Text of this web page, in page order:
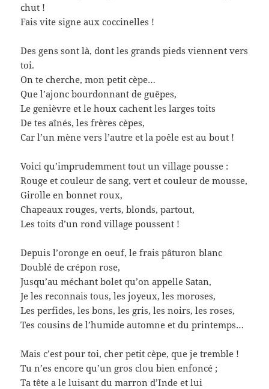
chut !
Fais vite signe aux coccinelles !
Des gens sont là, dont les grands pieds viennent vers
toi.
On te cherche, mon petit cèpe…
Que l’ajonc bourdonnant de guêpes,
Le genièvre et le houx cachent les larges toits
De tes aînés, les frères cèpes,
Car l’un mène vers l’autre et la poêle est au bout !
Voici qu’imprudemment tout un village pousse :
Rouge et couleur de sang, vert et couleur de mousse,
Girolle en bonnet roux,
Chapeaux rouges, verts, blonds, partout,
Les toits d’un rond village poussent !
Depuis l’oronge en oeuf, le frais pâturon blanc
Doublé de crépon rose,
Jusqu’au méchant bolet qu’on appelle Satan,
Je les reconnais tous, les joyeux, les moroses,
Les perfides, les bons, les gris, les noirs, les roses,
Tes cousins de l’humide automne et du printemps…
Mais c’est pour toi, cher petit cèpe, que je tremble !
Tu n’es encore qu’un gros clou bien enfoncé ;
Ta tête a le luisant du marron d’Inde et lui